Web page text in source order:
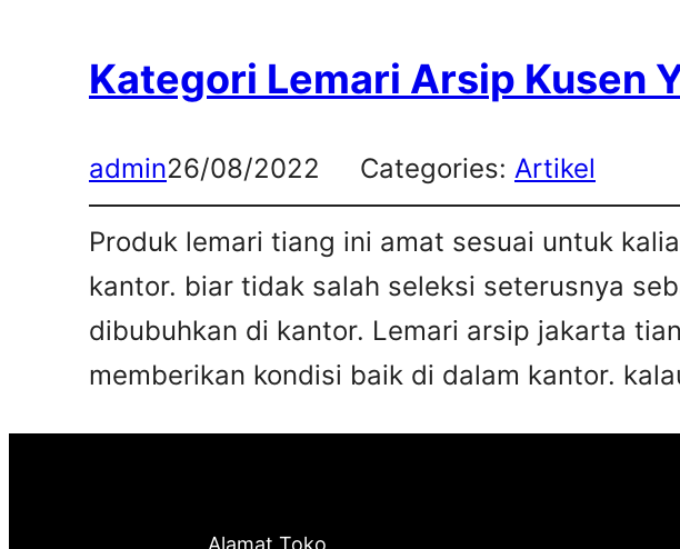
Kategori Lemari Arsip Kusen
admin26/08/2022 Categories: Artikel
Produk lemari tiang ini amat sesuai untuk
kantor. biar tidak salah seleksi seterusnya
dibubuhkan di kantor. Lemari arsip jakarta
memberikan kondisi baik di dalam kantor.
Alamat Toko